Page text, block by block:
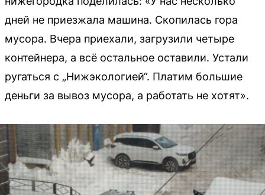
дней не приезжала машина. Скопилась гора
мусора. Вчера приехали, загрузили четыре
контейнера, а всё остальное оставили. Устали
ругаться с „Нижэкологией“. Платим большие
деньги за вывоз мусора, а работать не хотят».